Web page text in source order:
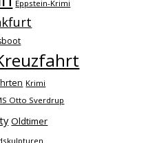
Eppstein-Krimi
Krimi
Otto Sverdrup
Oldtimer